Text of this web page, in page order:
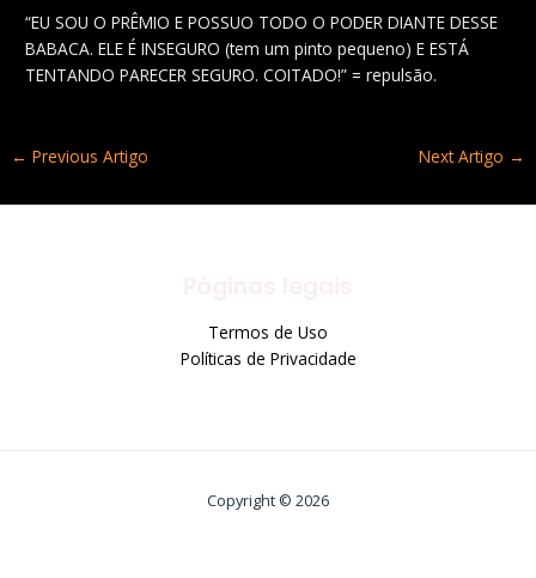
“EU SOU O PRÊMIO E POSSUO TODO O PODER DIANTE DESSE
BABACA. ELE É INSEGURO (tem um pinto pequeno) E ESTÁ
TENTANDO PARECER SEGURO. COITADO!” = repulsão.
← Previous Artigo Next Artigo →
Termos de Uso
Políticas de Privacidade
Copyright © 2026